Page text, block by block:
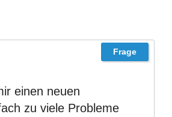
einen neuen
zu viele Probleme